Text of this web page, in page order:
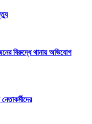
বিরুদ্ধে থানায় অভিযোগ